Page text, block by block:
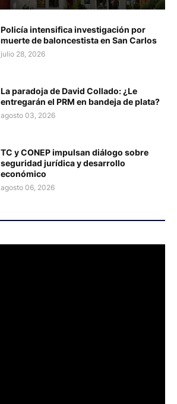
Policía intensifica investigación por
muerte de baloncestista en San Carlos
julio 28, 2026
La paradoja de David Collado: ¿Le
entregarán el PRM en bandeja de plata?
agosto 03, 2026
TC y CONEP impulsan diálogo sobre
seguridad jurídica y desarrollo
económico
agosto 06, 2026